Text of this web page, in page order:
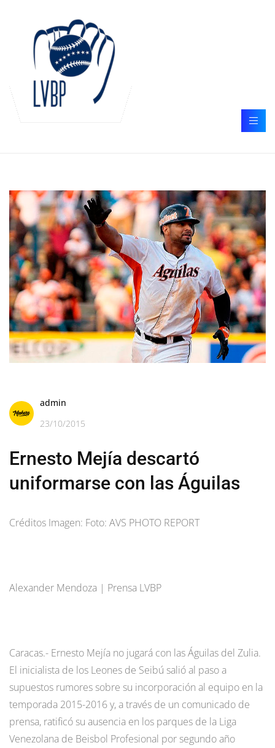
admin
23/10/2015
Ernesto Mejía descartó
uniformarse con las Águilas
Créditos Imagen: Foto: AVS PHOTO REPORT
Alexander Mendoza | Prensa LVBP
Caracas.- Ernesto Mejía no jugará con las Águilas del Zulia.
El inicialista de los Leones de Seibú salió al paso a
supuestos rumores sobre su incorporación al equipo en la
temporada 2015-2016 y, a través de un comunicado de
prensa, ratificó su ausencia en los parques de la Liga
Venezolana de Beisbol Profesional por segundo año